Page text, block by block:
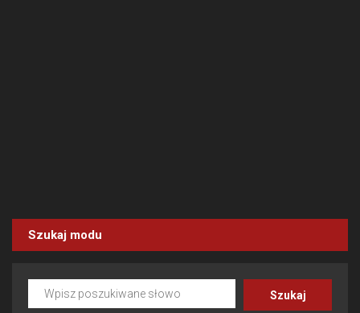
Szukaj modu